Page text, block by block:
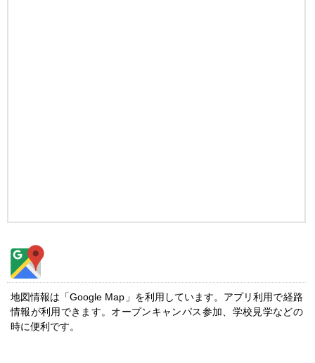
地図情報は「Google Map」を利用しています。アプリ利用で経路
情報が利用できます。オープンキャンパス参加、学校見学などの
時に便利です。